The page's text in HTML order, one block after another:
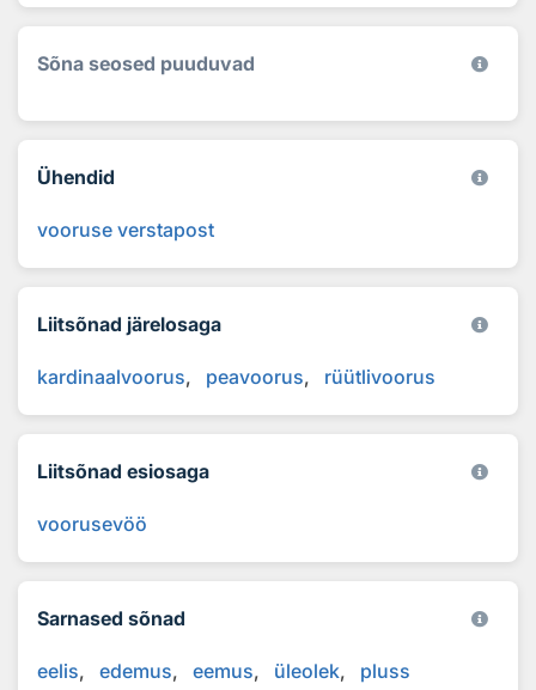
Sõna seosed puuduvad
Ühendid
vooruse verstapost
Liitsõnad järelosaga
kardinaalvoorus peavoorus rüütlivoorus
Liitsõnad esiosaga
voorusevöö
Sarnased sõnad
eelis edemus eemus üleolek pluss